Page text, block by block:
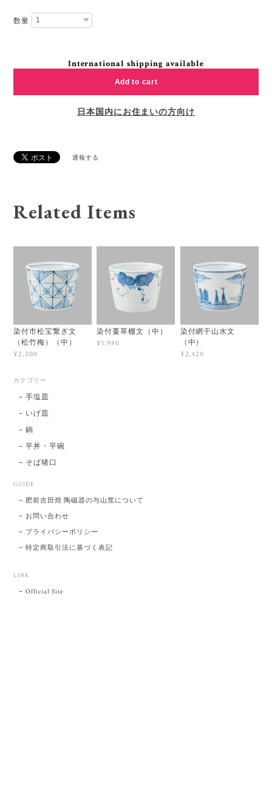
数量
International shipping available
Add to cart
日本国内にお住まいの方向け
通報する
Related Items
染付市松宝繋ぎ文
（松竹梅）（中）
¥2,200
染付蔓草棚文（中）
¥1,980
染付網干山水文
（中）
¥2,420
カテゴリー
手塩皿
いげ皿
鍋
平丼・平碗
そば猪口
GUIDE
肥前吉田焼 陶磁器の与山窯について
お問い合わせ
プライバシーポリシー
特定商取引法に基づく表記
LINK
Official Site